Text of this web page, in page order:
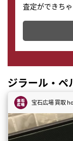
査定ができち
どこからでも
ジラール・
宝石広場 買取